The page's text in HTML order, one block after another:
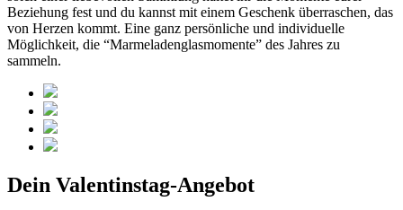
Beziehung fest und du kannst mit einem Geschenk überraschen, das
von Herzen kommt. Eine ganz persönliche und individuelle
Möglichkeit, die “Marmeladenglasmomente” des Jahres zu
sammeln.
Dein Valentinstag-Angebot